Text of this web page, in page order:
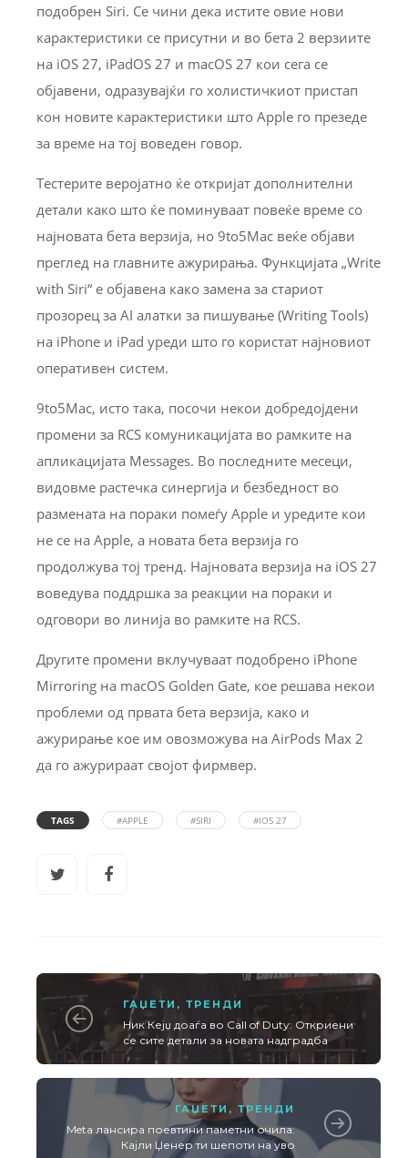
подобрен Siri. Се чини дека истите овие нови
карактеристики се присутни и во бета 2 верзиите
на iOS 27, iPadOS 27 и macOS 27 кои сега се
објавени, одразувајќи го холистичкиот пристап
кон новите карактеристики што Apple го презеде
за време на тој воведен говор.
Тестерите веројатно ќе откријат дополнителни
детали како што ќе поминуваат повеќе време со
најновата бета верзија, но 9to5Mac веќе објави
преглед на главните ажурирања. Функцијата „Write
with Siri“ е објавена како замена за стариот
прозорец за AI алатки за пишување (Writing Tools)
на iPhone и iPad уреди што го користат најновиот
оперативен систем.
9to5Mac, исто така, посочи некои добредојдени
промени за RCS комуникацијата во рамките на
апликацијата Messages. Во последните месеци,
видовме растечка синергија и безбедност во
размената на пораки помеѓу Apple и уредите кои
не се на Apple, а новата бета верзија го
продолжува тој тренд. Најновата верзија на iOS 27
воведува поддршка за реакции на пораки и
одговори во линија во рамките на RCS.
Другите промени вклучуваат подобрено iPhone
Mirroring на macOS Golden Gate, кое решава некои
проблеми од првата бета верзија, како и
ажурирање кое им овозможува на AirPods Max 2
да го ажурираат својот фирмвер.
TAGS #APPLE #SIRI #IOS 27
ГАЏЕТИ , ТРЕНДИ
Ник Кејџ доаѓа во Call of Duty: Откриени
се сите детали за новата надградба
ГАЏЕТИ , ТРЕНДИ
Meta лансира поевтини паметни очила:
Кајли Џенер ти шепоти на уво